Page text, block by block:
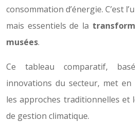
consommation d’énergie. C’est
mais essentiels de la
musées.
Ce tableau comparatif,
innovations du secteur, met
les approches traditionnelles et
de gestion climatique.